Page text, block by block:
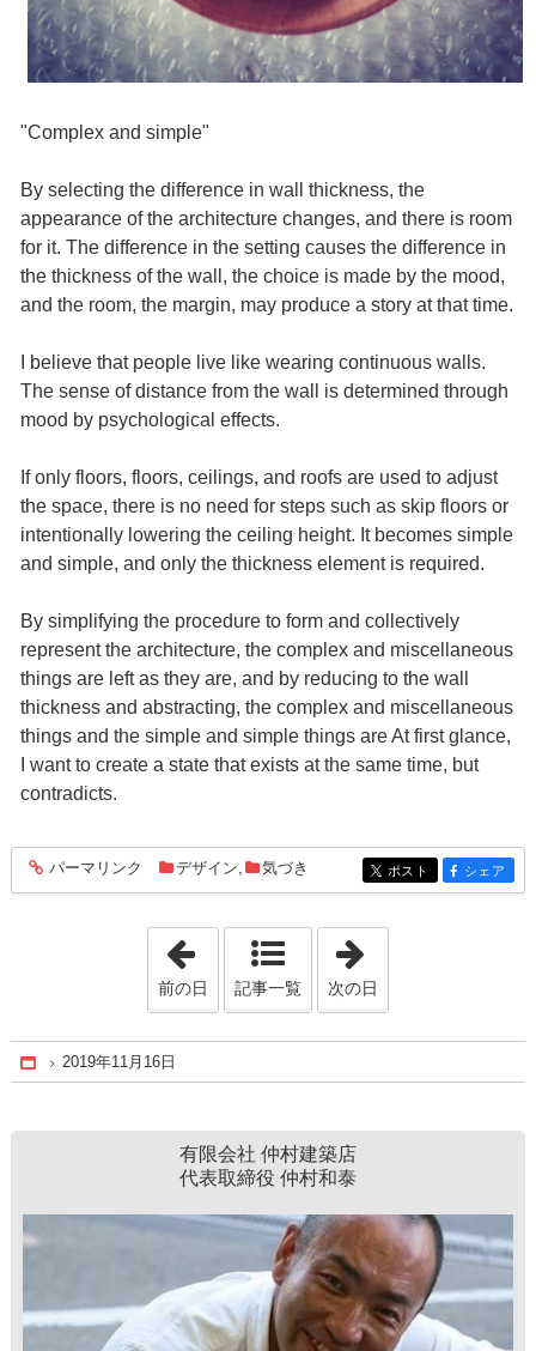
"Complex and simple"
By selecting the difference in wall thickness, the
appearance of the architecture changes, and there is room
for it. The difference in the setting causes the difference in
the thickness of the wall, the choice is made by the mood,
and the room, the margin, may produce a story at that time.
I believe that people live like wearing continuous walls.
The sense of distance from the wall is determined through
mood by psychological effects.
If only floors, floors, ceilings, and roofs are used to adjust
the space, there is no need for steps such as skip floors or
intentionally lowering the ceiling height. It becomes simple
and simple, and only the thickness element is required.
By simplifying the procedure to form and collectively
represent the architecture, the complex and miscellaneous
things are left as they are, and by reducing to the wall
thickness and abstracting, the complex and miscellaneous
things and the simple and simple things are At first glance,
I want to create a state that exists at the same time, but
contradicts.
entry1271
パーマリンク デザイン, 気づき entry1271
ポスト entry1271
シェア
「2019年11月15日」
前の日 記事一覧 次の日
Home
2019年11月16日
有限会社 仲村建築店
代表取締役 仲村和泰